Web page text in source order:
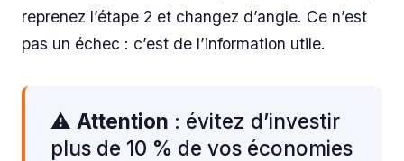
reprenez l’étape 2 et changez d’angle. Ce n’est
pas un échec : c’est de l’information utile.
⚠️ Attention : évitez d’investir
plus de 10 % de vos économies